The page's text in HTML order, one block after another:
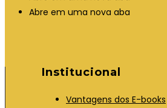
Abre em uma nova aba
Institucional
Vantagens dos E-books